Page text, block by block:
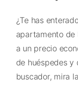
¿Te has
apartamento de
a un precio
de huéspedes y
buscador, mira